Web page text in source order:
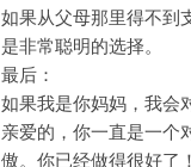
如果从父母那里得不到
是非常聪明的选择。
最后：
如果我是你妈妈，我会
亲爱的，你一直是一个
傲。你已经做得很好了